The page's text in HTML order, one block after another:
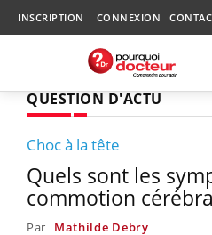
INSCRIPTION CONNEXION
QUESTION D'ACTU
Choc à la tête
Quels sont les
commotion
Par Mathilde Debry